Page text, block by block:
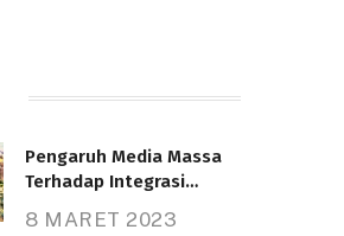
Pengaruh Media Massa
Terhadap Integrasi
8 MARET 2023